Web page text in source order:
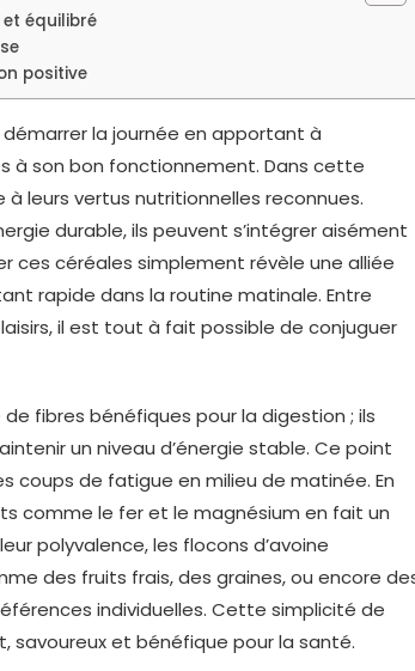
équilibré
positive
la journée en apportant à
à son bon fonctionnement. Dans cette
leurs vertus nutritionnelles reconnues.
durable, ils peuvent s’intégrer aisément
ces céréales simplement révèle une alliée
rapide dans la routine matinale. Entre
il est tout à fait possible de conjuguer
fibres bénéfiques pour la digestion ; ils
un niveau d’énergie stable. Ce point
coups de fatigue en milieu de matinée. En
comme le fer et le magnésium en fait un
polyvalence, les flocons d’avoine
des fruits frais, des graines, ou encore
individuelles. Cette simplicité de
savoureux et bénéfique pour la santé.